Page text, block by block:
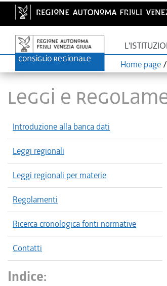
Home page /
LEGGI E
Introduzione alla banca dati
Leggi regionali
Leggi regionali per materie
Regolamenti
Ricerca cronologica fonti normative
Contatti
Indice: